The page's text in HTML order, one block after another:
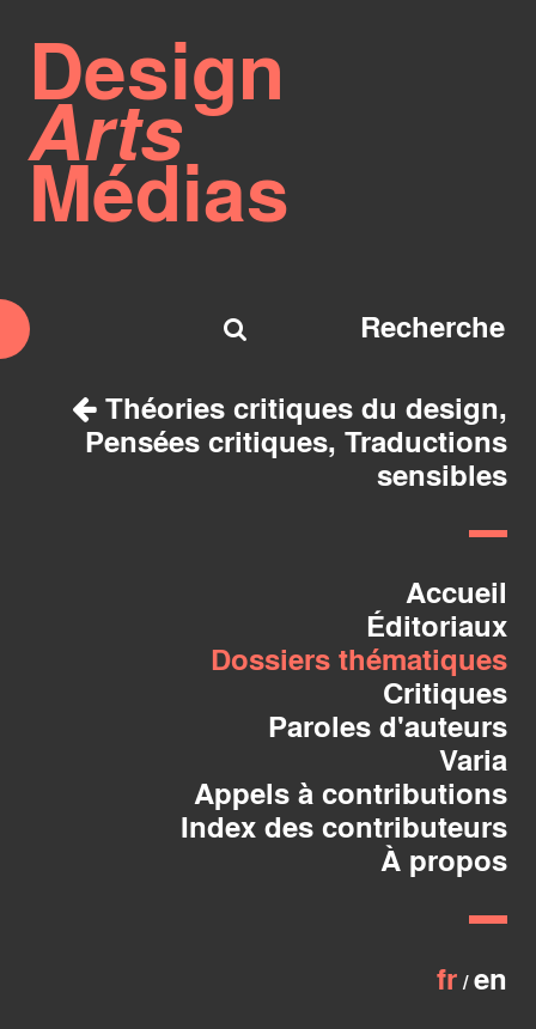
Design
Arts
Médias
Théories critiques du design,
Pensées critiques, Traductions
sensibles
Accueil
Éditoriaux
Dossiers thématiques
Critiques
Paroles d'auteurs
Varia
Appels à contributions
Index des contributeurs
À propos
fr en